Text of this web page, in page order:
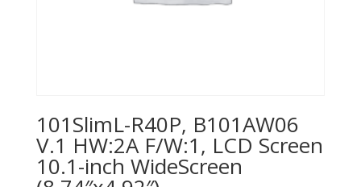
101SlimL-R40P, B101AW06
V.1 HW:2A F/W:1, LCD Screen
10.1-inch WideScreen